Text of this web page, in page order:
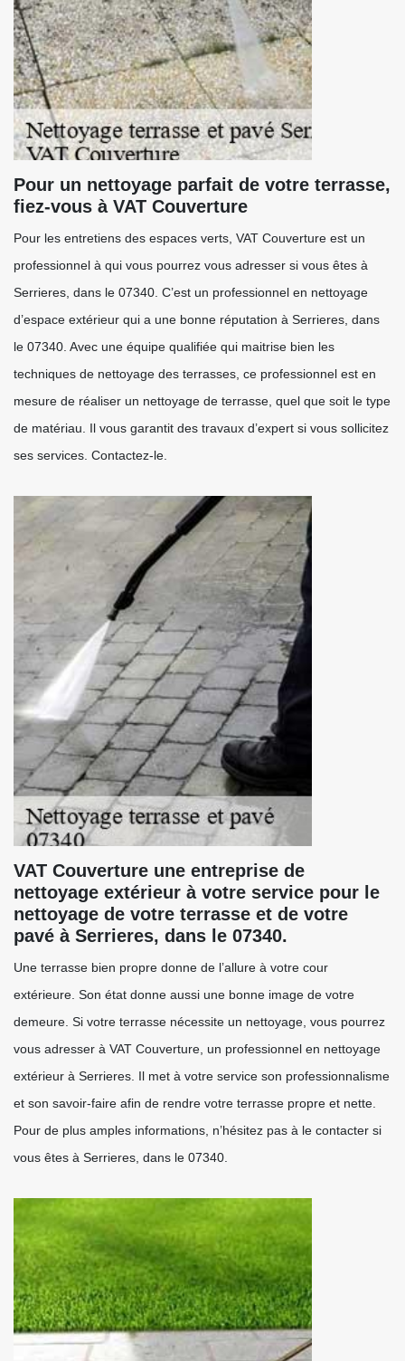
Pour un nettoyage parfait de votre terrasse,
fiez-vous à VAT Couverture
Pour les entretiens des espaces verts, VAT Couverture est un
professionnel à qui vous pourrez vous adresser si vous êtes à
Serrieres, dans le 07340. C’est un professionnel en nettoyage
d’espace extérieur qui a une bonne réputation à Serrieres, dans
le 07340. Avec une équipe qualifiée qui maitrise bien les
techniques de nettoyage des terrasses, ce professionnel est en
mesure de réaliser un nettoyage de terrasse, quel que soit le type
de matériau. Il vous garantit des travaux d’expert si vous sollicitez
ses services. Contactez-le.
VAT Couverture une entreprise de
nettoyage extérieur à votre service pour le
nettoyage de votre terrasse et de votre
pavé à Serrieres, dans le 07340.
Une terrasse bien propre donne de l’allure à votre cour
extérieure. Son état donne aussi une bonne image de votre
demeure. Si votre terrasse nécessite un nettoyage, vous pourrez
vous adresser à VAT Couverture, un professionnel en nettoyage
extérieur à Serrieres. Il met à votre service son professionnalisme
et son savoir-faire afin de rendre votre terrasse propre et nette.
Pour de plus amples informations, n’hésitez pas à le contacter si
vous êtes à Serrieres, dans le 07340.